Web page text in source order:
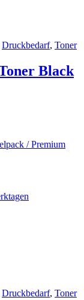
Druckbedarf, Toner
Black
/ Premium
Druckbedarf, Toner